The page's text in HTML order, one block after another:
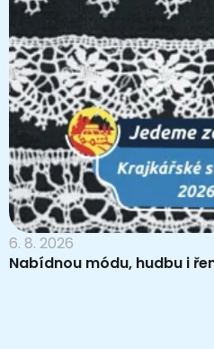
6. 8. 2026
Nabídnou módu, hudbu i